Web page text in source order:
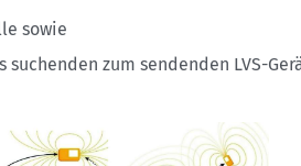
sowie
zum sendenden LVS-